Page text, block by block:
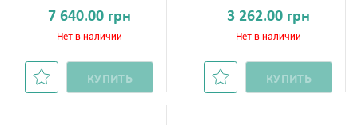
7 640.00 грн
Нет в наличии
КУПИТЬ
3 262.00 грн
Нет в наличии
КУПИТЬ